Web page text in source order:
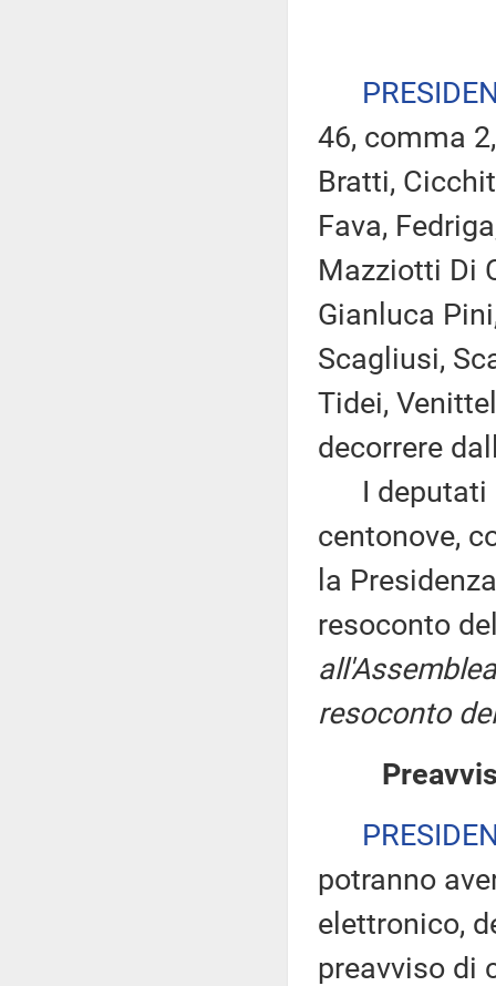
46, comma
Bratti,
Fava,
Mazziotti Di
Gianluca
Scagliusi,
Tidei,
decorrere
I deputati
centonove,
la
resoconto
resoconto
potranno
elettronico,
preavviso di